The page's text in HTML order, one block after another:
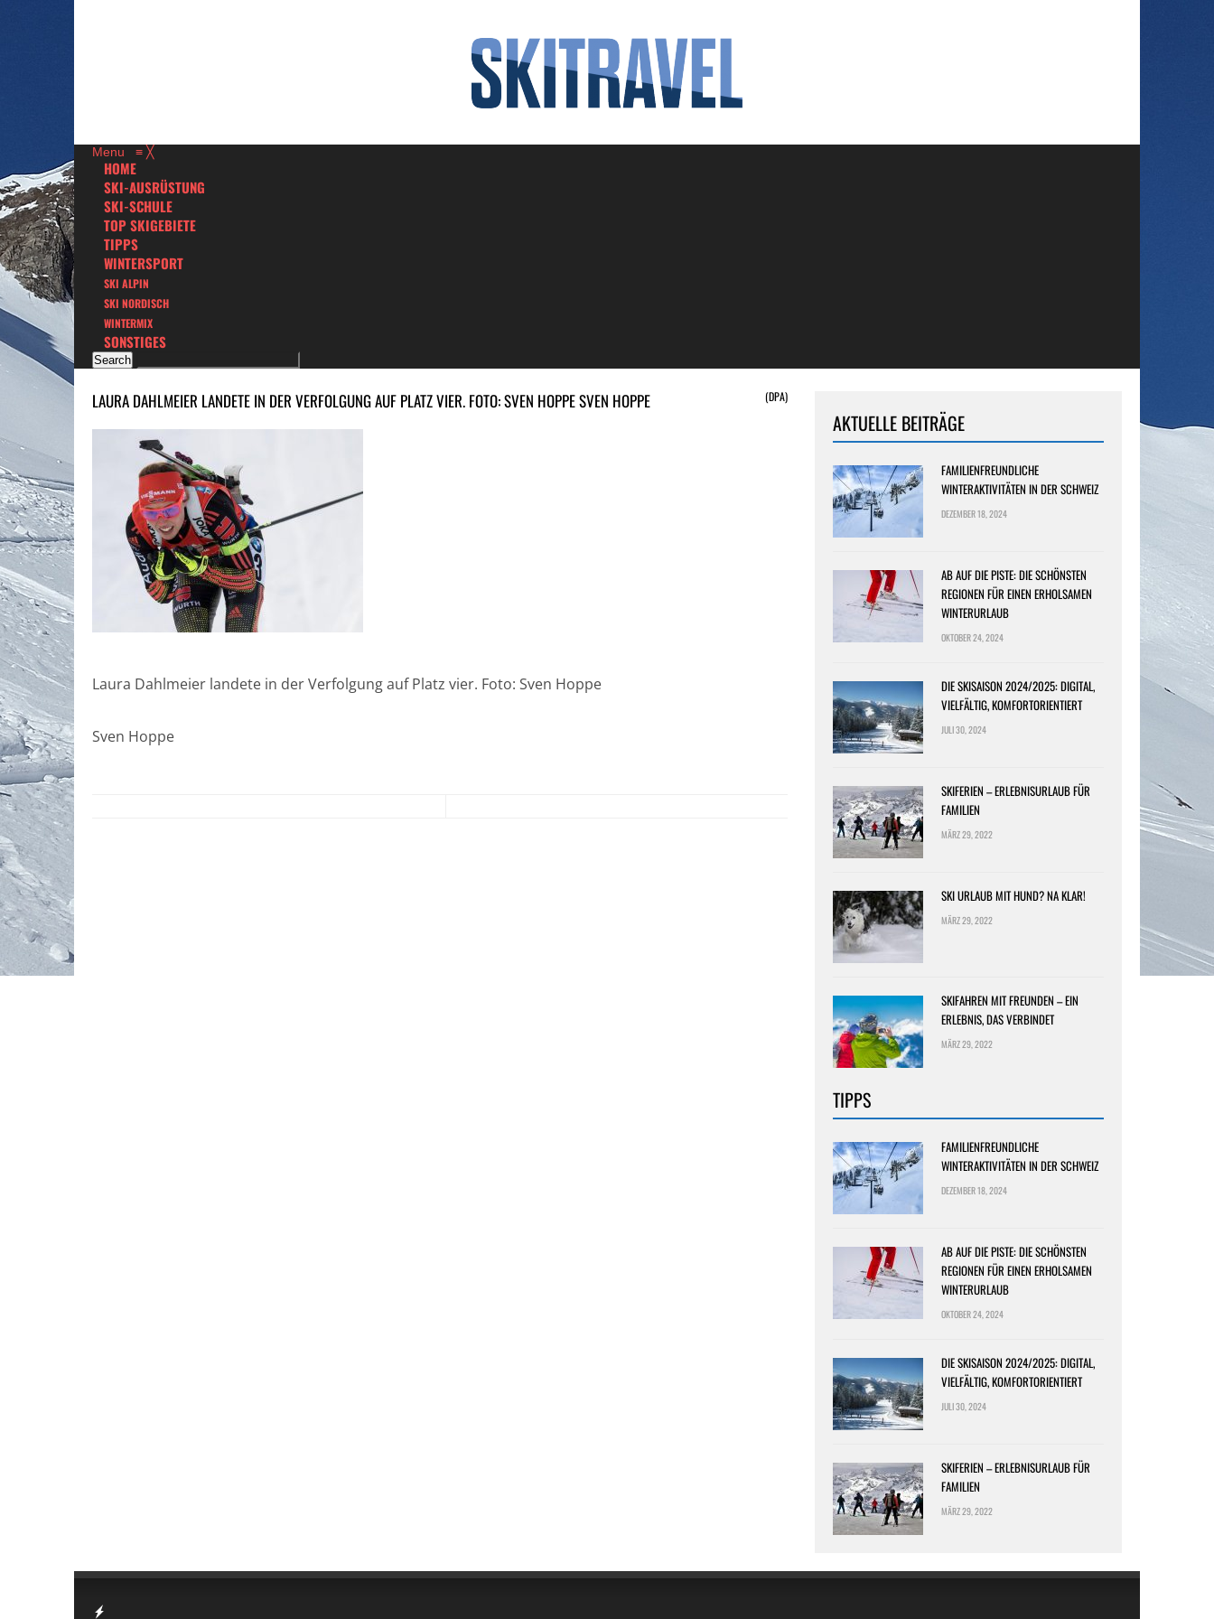
Menu ≡ ╳
HOME
SKI-AUSRÜSTUNG
SKI-SCHULE
TOP SKIGEBIETE
TIPPS
WINTERSPORT
SKI ALPIN
SKI NORDISCH
WINTERMIX
SONSTIGES
LAURA DAHLMEIER LANDETE IN DER VERFOLGUNG AUF PLATZ VIER. FOTO: SVEN HOPPE SVEN HOPPE (DPA)
Laura Dahlmeier landete in der Verfolgung auf Platz vier. Foto: Sven Hoppe
Sven Hoppe
AKTUELLE BEITRÄGE
FAMILIENFREUNDLICHE
WINTERAKTIVITÄTEN IN DER SCHWEIZ
DEZEMBER 18, 2024
AB AUF DIE PISTE: DIE SCHÖNSTEN
REGIONEN FÜR EINEN ERHOLSAMEN
WINTERURLAUB
OKTOBER 24, 2024
DIE SKISAISON 2024/2025: DIGITAL,
VIELFÄLTIG, KOMFORTORIENTIERT
JULI 30, 2024
SKIFERIEN – ERLEBNISURLAUB FÜR
FAMILIEN
MÄRZ 29, 2022
SKI URLAUB MIT HUND? NA KLAR!
MÄRZ 29, 2022
SKIFAHREN MIT FREUNDEN – EIN
ERLEBNIS, DAS VERBINDET
MÄRZ 29, 2022
TIPPS
FAMILIENFREUNDLICHE
WINTERAKTIVITÄTEN IN DER SCHWEIZ
DEZEMBER 18, 2024
AB AUF DIE PISTE: DIE SCHÖNSTEN
REGIONEN FÜR EINEN ERHOLSAMEN
WINTERURLAUB
OKTOBER 24, 2024
DIE SKISAISON 2024/2025: DIGITAL,
VIELFÄLTIG, KOMFORTORIENTIERT
JULI 30, 2024
SKIFERIEN – ERLEBNISURLAUB FÜR
FAMILIEN
MÄRZ 29, 2022